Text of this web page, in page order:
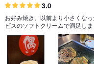
3.0
お好み焼き、以前より小さくな
ビスのソフトクリームで満足しま